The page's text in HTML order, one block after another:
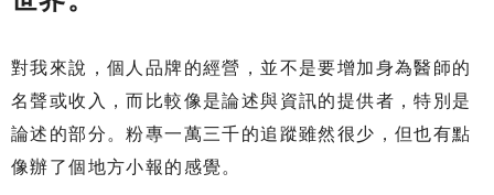
對我來說，個人品牌的經營，並不是要增加身為醫師的
名聲或收入，而比較像是論述與資訊的提供者，特別是
論述的部分。粉專一萬三千的追蹤雖然很少，但也有點
像辦了個地方小報的感覺。